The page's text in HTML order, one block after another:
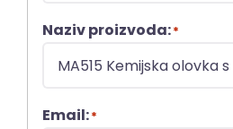
Naziv proizvoda:*
Email:*